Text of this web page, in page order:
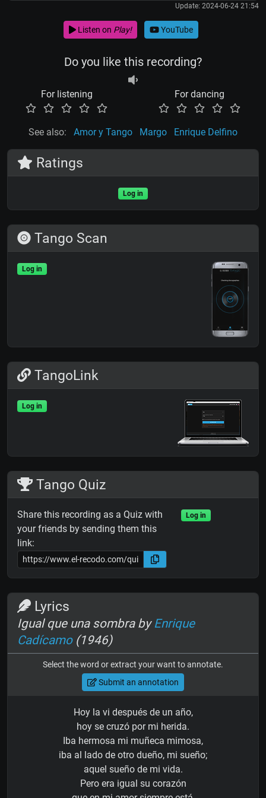
Update: 2024-06-24 21:54
Listen on Play! YouTube
Do you like this recording?
For listening For dancing
See also: Amor y Tango Margo Enrique Delfino
Ratings
Log in
Tango Scan
Log in
TangoLink
Log in
Tango Quiz
Share this recording as a Quiz with
your friends by sending them this
link:
Log in
Lyrics
Igual que una sombra byEnrique
Cadícamo(1946)
Select the word or extract your want to annotate.
Submit an annotation
Hoy la vi después de un año,
hoy se cruzó por mi herida.
Iba hermosa mi muñeca mimosa,
iba al lado de otro dueño, mi sueño;
aquel sueño de mi vida.
Pero era igual su corazón